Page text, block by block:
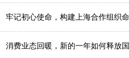
牢记初心使命，构建上海合作组织
消费业态回暖，新的一年如何释放